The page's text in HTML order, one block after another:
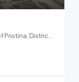
Arbëri, Arbëria 3, Pristina, Municipality of Pristina, District of Prishtina, 10000, Kosovo